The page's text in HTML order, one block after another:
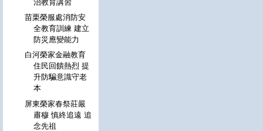
治教育講習
苗栗榮服處消防安
全教育訓練 建立
防災應變能力
白河榮家金融教育
住民回饋熱烈 提
升防騙意識守老
本
屏東榮家春祭莊嚴
肅穆 慎終追遠 追
念先祖